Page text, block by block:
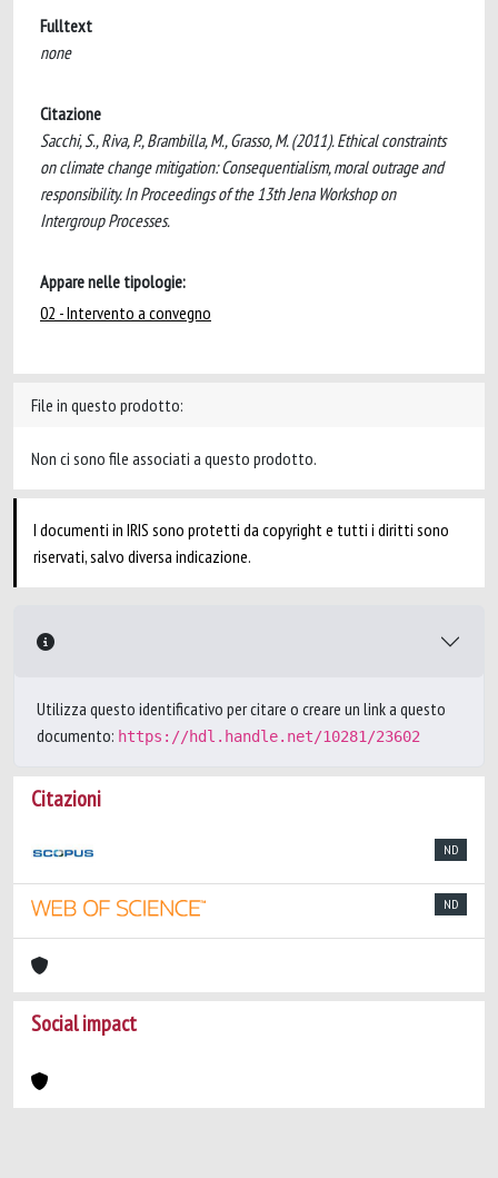
Fulltext
none
Citazione
Sacchi, S., Riva, P., Brambilla, M., Grasso, M. (2011). Ethical constraints
on climate change mitigation: Consequentialism, moral outrage and
responsibility. In Proceedings of the 13th Jena Workshop on
Intergroup Processes.
Appare nelle tipologie:
02 - Intervento a convegno
File in questo prodotto:
Non ci sono file associati a questo prodotto.
I documenti in IRIS sono protetti da copyright e tutti i diritti sono
riservati, salvo diversa indicazione.
Utilizza questo identificativo per citare o creare un link a questo
documento: https://hdl.handle.net/10281/23602
Citazioni
ND
ND
Social impact